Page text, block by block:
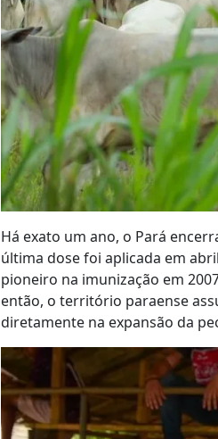
Há exato um ano, o Pará
última dose foi aplicada em
pioneiro na imunização em
então, o território paraense
diretamente na expansão da